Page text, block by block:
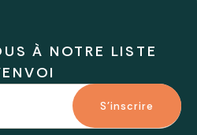
À NOTRE LISTE
S'inscrire